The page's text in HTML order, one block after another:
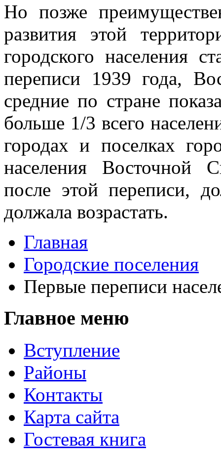
Но позже
развития этой
городского населения
переписи 1939 года,
средние по стране
больше 1/3 всего
городах и поселках
населения Восточной
после этой пе­реписи,
должала возрастать.
Главная
Городские поселения
Первые переписи
Главное меню
Вступление
Районы
Контакты
Карта сайта
Гостевая книга